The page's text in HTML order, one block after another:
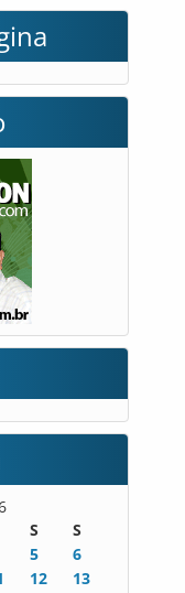
S
S
5
6
12
13